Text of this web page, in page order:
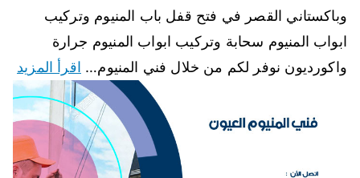
وباكستاني القصر في فتح قفل باب المنيوم وتركيب
ابواب المنيوم سحابة وتركيب ابواب المنيوم جرارة
واكورديون نوفر لكم من خلال فني المنيوم… اقرأ المزيد